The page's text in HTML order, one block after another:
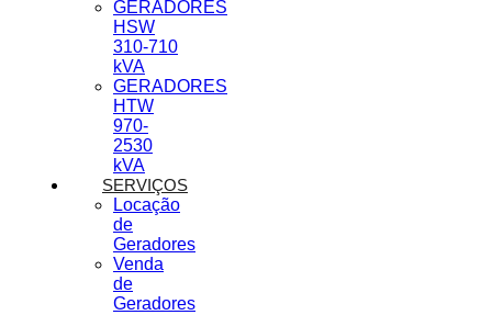
GERADORES
HSW
310-710
kVA
GERADORES
HTW
970-
2530
kVA
SERVIÇOS
Locação
de
Geradores
Venda
de
Geradores